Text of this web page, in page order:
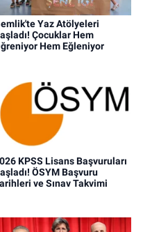
Yaz Atölyeleri
Çocuklar Hem
Hem Eğleniyor
KPSS Lisans Başvuruları
ÖSYM Başvuru
ve Sınav Takvimi